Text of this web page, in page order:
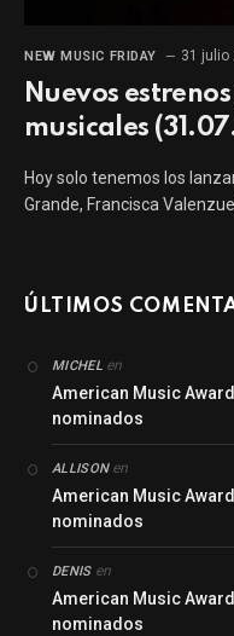
NEW MUSIC FRIDAY 31 julio
Nuevos
musicales
Hoy solo tenemos los
Grande, Francisca
ÚLTIMOS
MICHELen
American Music
nominados
ALLISONen
American Music
nominados
DENISen
American Music
nominados